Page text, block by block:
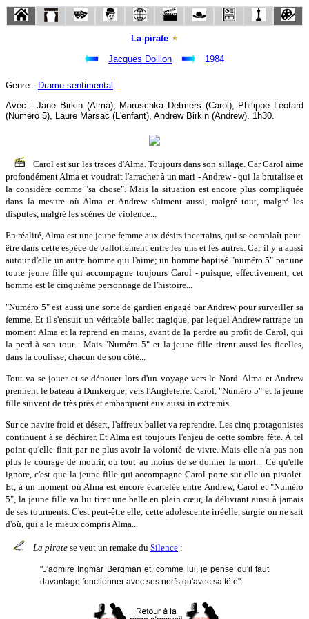
La pirate
Jacques Doillon
1984
Genre : Drame sentimental
Avec : Jane Birkin (Alma), Maruschka Detmers (Carol), Philippe Léotard
(Numéro 5), Laure Marsac (L'enfant), Andrew Birkin (Andrew). 1h30.
Carol est sur les traces d'Alma. Toujours dans son sillage. Car Carol aime
profondément Alma et voudrait l'arracher à un mari - Andrew - qui la brutalise et
la considère comme "sa chose". Mais la situation est encore plus compliquée
dans la mesure où Alma et Andrew s'aiment aussi, malgré tout, malgré les
disputes, malgré les scènes de violence...
En réalité, Alma est une jeune femme aux désirs incertains, qui se complaît peut-
être dans cette espèce de ballottement entre les uns et les autres. Car il y a aussi
autour d'elle un autre homme qui l'aime; un homme baptisé "numéro 5" par une
toute jeune fille qui accompagne toujours Carol - puisque, effectivement, cet
homme est le cinquième personnage de l'histoire...
"Numéro 5" est aussi une sorte de gardien engagé par Andrew pour surveiller sa
femme. Et il s'ensuit un véritable ballet tragique, par lequel Andrew rattrape un
moment Alma et la reprend en mains, avant de la perdre au profit de Carol, qui
la perd à son tour... Mais "Numéro 5" et la jeune fille tirent aussi les ficelles,
dans la coulisse, chacun de son côté...
Tout va se jouer et se dénouer lors d'un voyage vers le Nord. Alma et Andrew
prennent le bateau à Dunkerque, vers l'Angleterre. Carol, "Numéro 5" et la jeune
fille suivent de très près et embarquent eux aussi in extremis.
Sur ce navire froid et désert, l'affreux ballet va reprendre. Les cinq protagonistes
continuent à se déchirer. Et Alma est toujours l'enjeu de cette sombre fête. À tel
point qu'elle finit par ne plus avoir la volonté de vivre. Mais elle n'a pas non
plus le courage de mourir, ou tout au moins de se donner la mort... Ce qu'elle
ignore, c'est que la jeune fille qui accompagne Carol porte sur elle un pistolet.
Et, à un moment où Alma est encore écartelée entre Andrew, Carol et "Numéro
5", la jeune fille va lui tirer une balle en plein cœur, la délivrant ainsi à jamais
de ses tourments. C'est peut-être elle, cette adolescente irréelle, surgie on ne sait
d'où, qui a le mieux compris Alma...
La pirate se veut un remake du Silence :
"J'admire Ingmar Bergman et, comme lui, je pense qu'il faut
davantage fonctionner avec ses nerfs qu'avec sa tête".